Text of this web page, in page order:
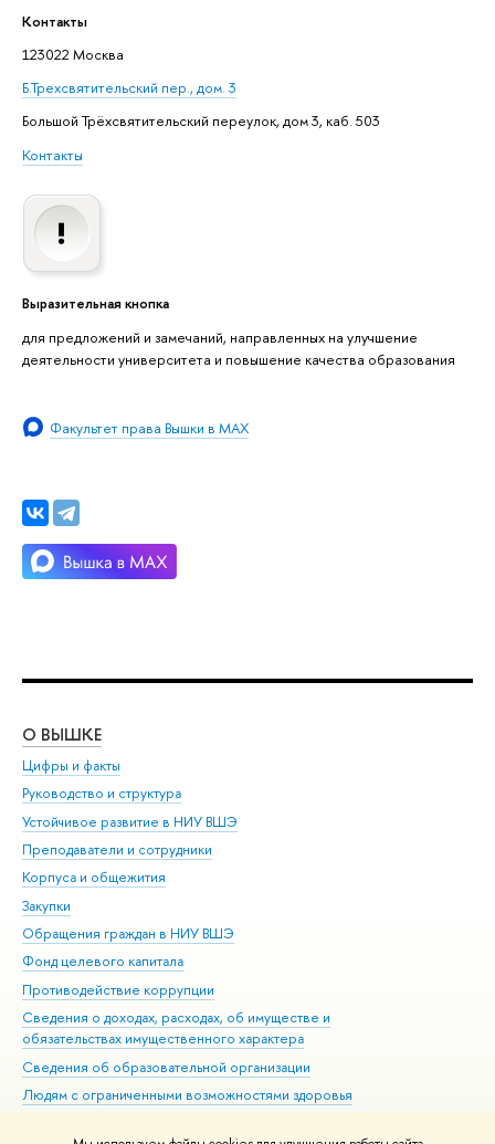
Контакты
123022 Москва
Б.Трехсвятительский пер., дом. 3
Большой Трёхсвятительский переулок, дом 3, каб. 503
Контакты
Выразительная кнопка
для предложений и замечаний, направленных на улучшение
деятельности университета и повышение качества образования
Факультет права Вышки в MAX
О ВЫШКЕ
Цифры и факты
Руководство и структура
Устойчивое развитие в НИУ ВШЭ
Преподаватели и сотрудники
Корпуса и общежития
Закупки
Обращения граждан в НИУ ВШЭ
Фонд целевого капитала
Противодействие коррупции
Сведения о доходах, расходах, об имуществе и
обязательствах имущественного характера
Сведения об образовательной организации
Людям с ограниченными возможностями здоровья